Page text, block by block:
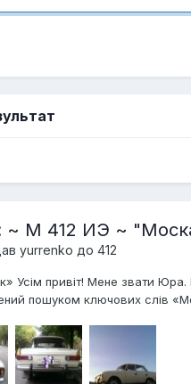
~ М 412 ИЭ ~
yurrenko до 412
Усім привіт! Мене звати Юра.
пошуком ключових слів